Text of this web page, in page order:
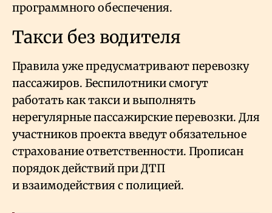
программного обеспечения.
Такси без водителя
Правила уже предусматривают перевозку
пассажиров. Беспилотники смогут
работать как такси и выполнять
нерегулярные пассажирские перевозки. Для
участников проекта введут обязательное
страхование ответственности. Прописан
порядок действий при ДТП
и взаимодействия с полицией.